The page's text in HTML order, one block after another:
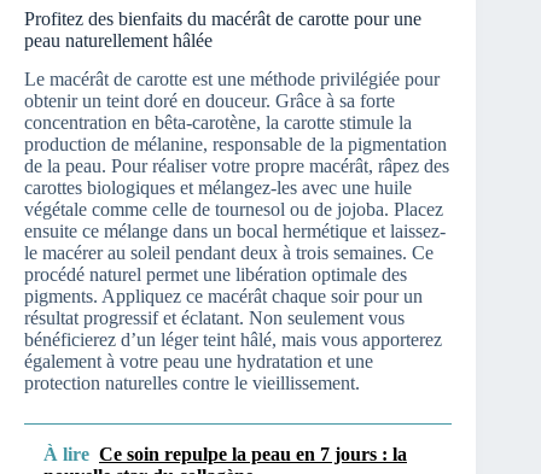
Profitez des bienfaits du macérât de carotte pour une
peau naturellement hâlée
Le macérât de carotte est une méthode privilégiée pour
obtenir un teint doré en douceur. Grâce à sa forte
concentration en bêta-carotène, la carotte stimule la
production de mélanine, responsable de la pigmentation
de la peau. Pour réaliser votre propre macérât, râpez des
carottes biologiques et mélangez-les avec une huile
végétale comme celle de tournesol ou de jojoba. Placez
ensuite ce mélange dans un bocal hermétique et laissez-
le macérer au soleil pendant deux à trois semaines. Ce
procédé naturel permet une libération optimale des
pigments. Appliquez ce macérât chaque soir pour un
résultat progressif et éclatant. Non seulement vous
bénéficierez d’un léger teint hâlé, mais vous apporterez
également à votre peau une hydratation et une
protection naturelles contre le vieillissement.
À lire Ce soin repulpe la peau en 7 jours : la